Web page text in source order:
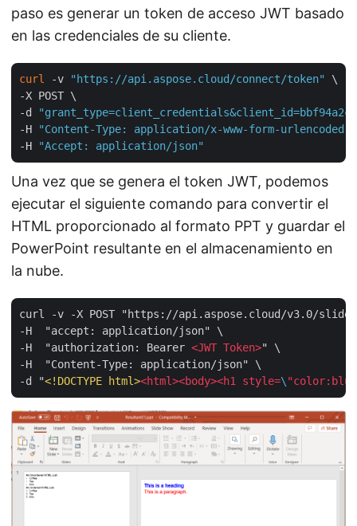
paso es generar un token de acceso JWT basado
en las credenciales de su cliente.
curl -v "https://api.aspose.cloud/connect/token"
\
-X POST \
-d
"grant_type=client_credentials&client_id=bbf94a2c-
-H
"Content-Type: application/x-www-form-urlencoded"
-H
"Accept: application/json"
Una vez que se genera el token JWT, podemos
ejecutar el siguiente comando para convertir el
HTML proporcionado al formato PPT y guardar el
PowerPoint resultante en el almacenamiento en
la nube.
curl -v -X POST "https://api.aspose.cloud/v3.0/
-H  "accept: application/json" \
-H  "authorization: Bearer <JWT Token>" \
-H  "Content-Type: application/json" \
-d "<!DOCTYPE html><html><body><h1 style=\ "color:blue